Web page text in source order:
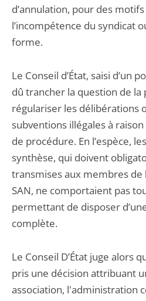
d’annulation, pour des
l’incompétence du syndicat
forme.
Le Conseil d’État, saisi d’un
dû trancher la question de la
régulariser les délibérations
subventions illégales à
de procédure. En l’espèce,
synthèse, qui doivent
transmises aux membres de
SAN, ne comportaient pas
permettant de disposer
complète.
Le Conseil D’État juge alors
pris une décision attribuant
association, l'administration